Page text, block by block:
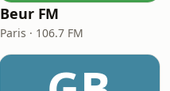
Beur FM
Paris · 106.7 FM